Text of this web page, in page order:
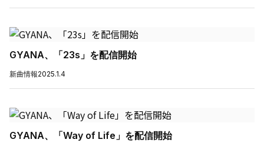
GYANA、「23s」を配信開始
新曲情報2025.1.4
GYANA、「Way of Life」を配信開始